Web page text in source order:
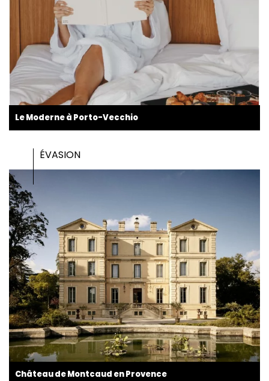
Le Moderne à Porto-Vecchio
ÉVASION
Château de Montcaud en Provence